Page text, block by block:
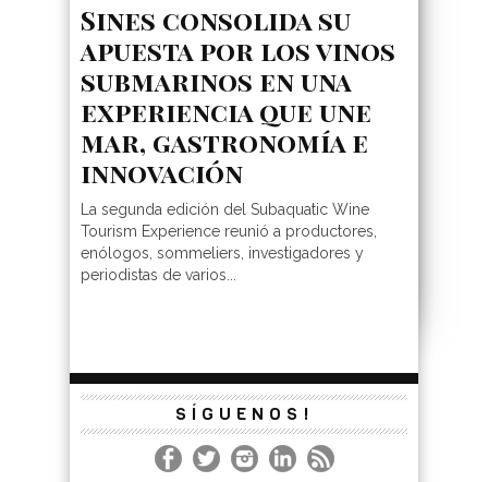
Sines consolida su
apuesta por los vinos
submarinos en una
experiencia que une
mar, gastronomía e
innovación
La segunda edición del Subaquatic Wine
Tourism Experience reunió a productores,
enólogos, sommeliers, investigadores y
periodistas de varios...
SÍGUENOS!